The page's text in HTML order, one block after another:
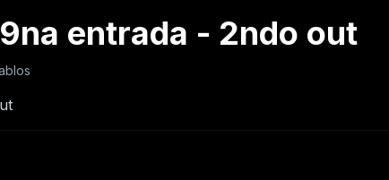
entrada - 2ndo out